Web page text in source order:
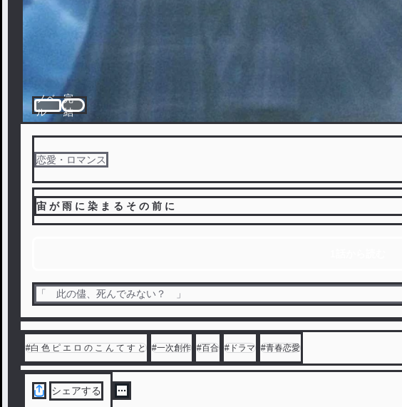
ノベ
ル
完
結
恋愛・ロマンス
宙 が 雨 に 染 ま る そ の 前 に
「 此の儘、死んでみない？ 」
#白 色 ピ エ ロ の こ ん て す と #一次創作 #百合 # ドラマ #青春恋愛
シェアする